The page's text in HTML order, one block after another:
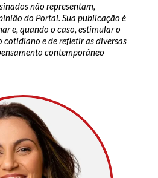
não representam,
do Portal. Sua publicação é
e, quando o caso, estimular o
cotidiano e de refletir as diversas
contemporâneo